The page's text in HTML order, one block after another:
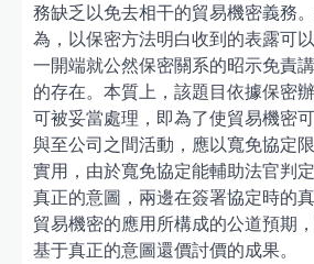
務缺乏以免去相干的貿易機密義務
為，以保密方法明白收到的表露可
一開端就公然保密關系的昭示免責
的存在。本質上，該題目依據保密
可被妥當處理，即為了使貿易機密
與至公司之間活動，應以寬免協定
實用，由於寬免協定能輔助法官判
真正的意圖，兩邊在簽署協定時的
貿易機密的應用所構成的公道預期
基于真正的意圖還價討價的成果。